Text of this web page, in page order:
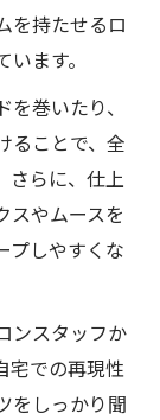
を考察
リューム
マ体験
セスを解
仕上がり
ング方法
のポイン
を持たせるロ
ます。
巻いたり、
ることで、全
さらに、仕上
スやムースを
プしやすくな
ンスタッフか
宅での再現性
をしっかり聞